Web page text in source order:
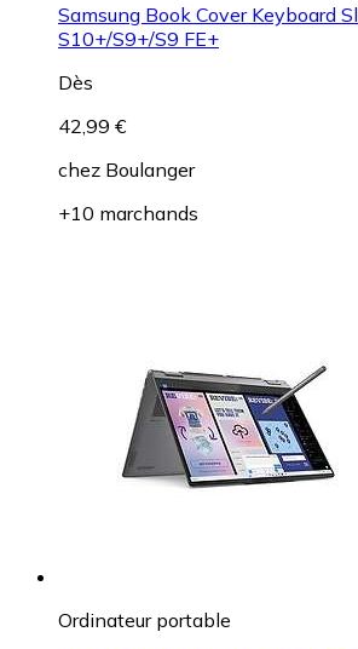
Samsung Book Cover Keyboard
S10+/S9+/S9 FE+
Dès
42,99 €
chez Boulanger
+10 marchands
Ordinateur portable